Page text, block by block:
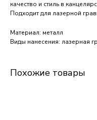
качество и стиль в
Подходит для лазерной
Материал: металл
Виды нанесения: лазерная
Похожие товары